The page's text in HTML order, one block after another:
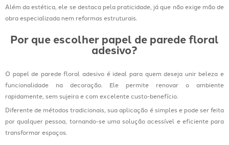
Além da estética, ele se destaca pela praticidade, já que não exige mão de
obra especializada nem reformas estruturais.
Por que escolher papel de parede floral
adesivo?
O papel de parede floral adesivo é ideal para quem deseja unir beleza e
funcionalidade na decoração. Ele permite renovar o ambiente
rapidamente, sem sujeira e com excelente custo-benefício.
Diferente de métodos tradicionais, sua aplicação é simples e pode ser feita
por qualquer pessoa, tornando-se uma solução acessível e eficiente para
transformar espaços.